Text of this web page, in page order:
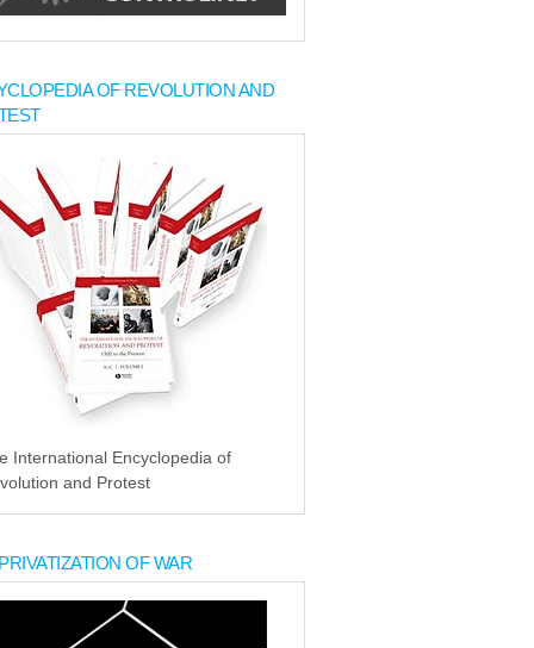
OF REVOLUTION AND
International Encyclopedia of
and Protest
OF WAR